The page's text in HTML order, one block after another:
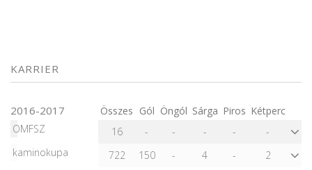
KARRIER
2016-2017 Összes Gól Öngól Sárga Piros Kétperc
OMFSZ
16 - - - -
-
kaminokupa
722 150 - 4 - 2